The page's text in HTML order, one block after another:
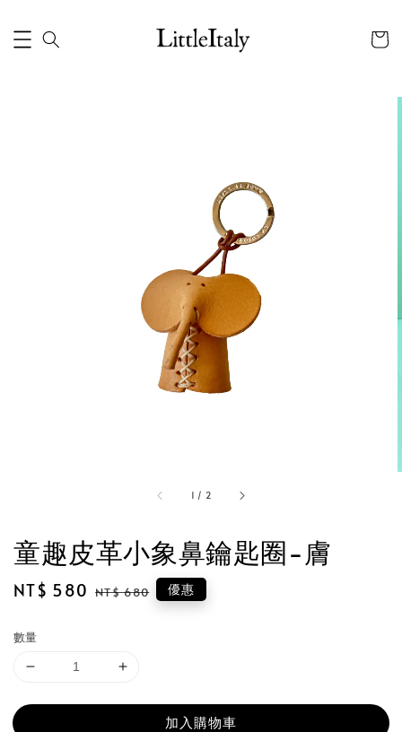
1 / 2
童趣皮革小象鼻鑰匙圈-膚
Sale
NT$ 580 Regular
NT$ 680 優惠
數量
加入購物車